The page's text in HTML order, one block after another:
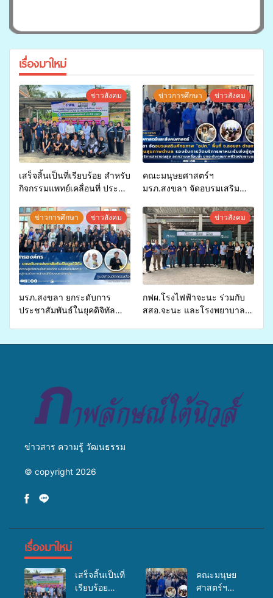
เรื่องมาใหม่
ข่าวสังคม
เสร็จสิ้นเป็นที่เรียบร้อย สำหรับ
กิจกรรมแพทย์เคลื่อนที่ ประจำ
สุขภาพแก่ประชาชนในพื้นที่
อำเภอจะนะ
ข่าวการศึกษา ข่าวสังคม
คณะมนุษยศาสตร์ฯ
มรภ.สงขลา จัดอบรมเสริม
จ่ายงบกองทุนสุขภาพตำบล
รองรับการจัดบริการพาหนะรับ
ส่งผู้ทุพพลภาพเพื่อเข้ารับ
บริการสาธารณสุข ลดความ
เหลื่อมล้ำ ยกระดับคุณภาพ
ชีวิตประชาชนอย่างยั่งยืน
ข่าวการศึกษา ข่าวสังคม
มรภ.สงขลา ยกระดับการ
ประชาสัมพันธ์ในยุคดิจิทัล
ข่าวสังคม
กฟผ.โรงไฟฟ้าจะนะ ร่วมกับ
สสอ.จะนะ และโรงพยาบาล
ข่าวสาร ความรู้ วัฒนธรรม
© copyright 2026
เรื่องมาใหม่
เสร็จสิ้นเป็นที่
เรียบร้อย
คณะมนุษย
ศาสตร์ฯ